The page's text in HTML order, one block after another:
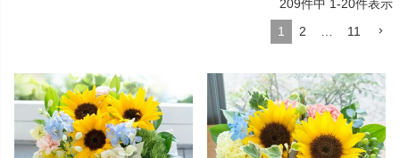
209件中 1-20件表示
1
2 11